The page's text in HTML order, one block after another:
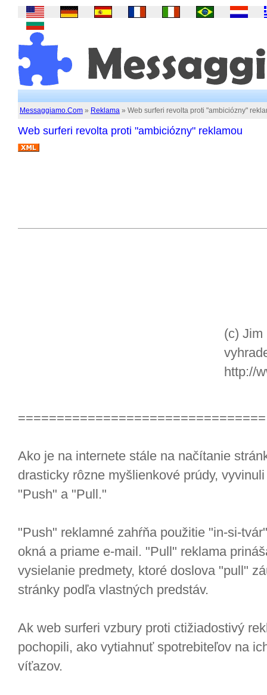
Messaggiamo.Com » Reklama » Web surferi revolta proti "ambiciózny"
Web surferi revolta proti "ambiciózny" reklamou
(c) Jim
http://
Ako je na internete stále na načítanie
drasticky rôzne myšlienkové prúdy,
"Push" a "Pull."
"Push" reklamné zahŕňa použitie "in-si-
okná a priame e-mail. "Pull" reklama
vysielanie predmety, ktoré doslova "pull"
stránky podľa vlastných predstáv.
Ak web surferi vzbury proti ctižiadostivý
pochopili, ako vytiahnuť spotrebiteľov na
víťazov.